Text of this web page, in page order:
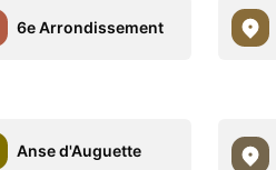
6e Arrondissement
Anse d'Auguette